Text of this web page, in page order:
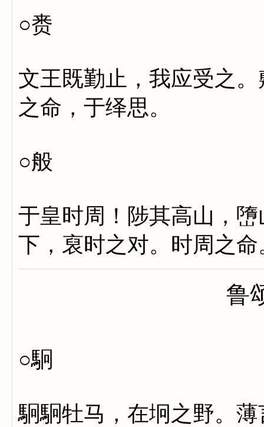
○赉
文王既勤止，我应受之
之命，于绎思。
○般
于皇时周！陟其高山，
下，裒时之对。时周之命
鲁
○駉
駉駉牡马，在坰之野。